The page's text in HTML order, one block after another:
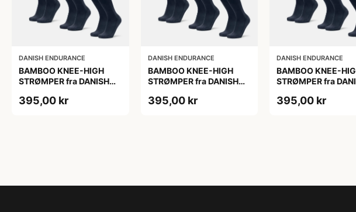
DANISH ENDURANCE
BAMBOO KNEE-HIGH
STRØMPER fra DANISH
6-Pak, Knæhøj, Bambus,
395,00 kr
DANISH ENDURANCE
BAMBOO KNEE-HIGH
STRØMPER fra DANISH
6-Pak, Knæhøj, Bambus,
395,00 kr
DANISH ENDURANCE
BAMBOO KNEE-
STRØMPER fra
6-Pak, Knæhøj,
395,00 kr